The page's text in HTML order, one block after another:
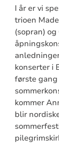
I år er vi
trioen
(sopran)
konserter i
første
kommer
blir